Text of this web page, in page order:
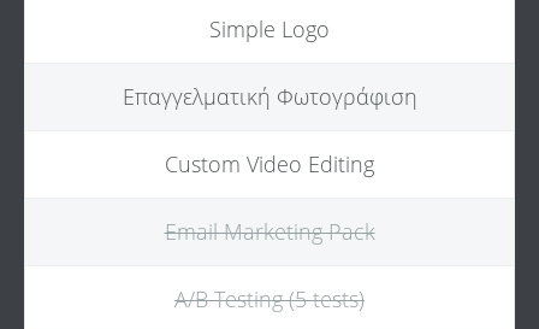
Simple Logo
Επαγγελματική Φωτογράφιση
Custom Video Editing
Email Marketing Pack
A/B Testing (5 tests)